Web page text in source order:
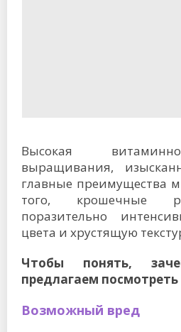
Высокая
выращивания,
главные преимущества
того, крошечные
поразительно
цвета и хрустящую
Чтобы понять,
предлагаем
Возможный вред